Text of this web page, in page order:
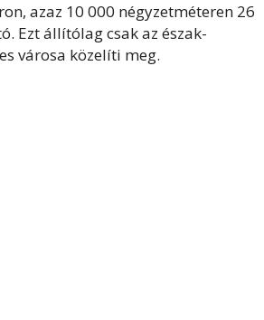
azaz 10 000 négyzetméteren 26
Ezt állítólag csak az észak-
városa közelíti meg.